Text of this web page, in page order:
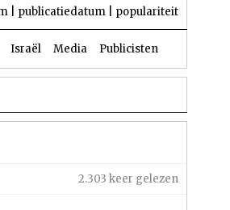
publicatiedatum populariteit
Israël Media Publicisten
2.303 keer gelezen